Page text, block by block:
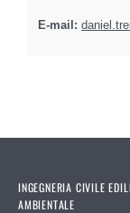
E-mail:
INGEGNERIA CIVILE
AMBIENTALE